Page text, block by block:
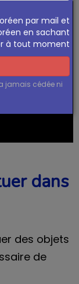
dans
des objets
de
par mail et
en sachant
à tout moment
jamais cédée ni